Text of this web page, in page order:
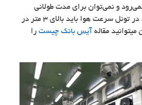
و نمی‌توان برای مدت طولانی
آن‌را نگهداری کرد. در تونل سرعت هوا باید بالای 3 متر در
مقاله آیس بانک چیست را